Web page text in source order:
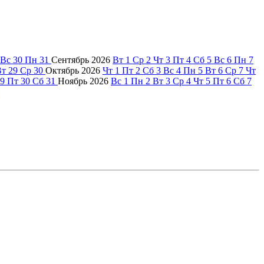
Вс 30 Пн 31 Сентябрь 2026 Вт 1 Ср 2 Чт 3 Пт 4 Сб 5 Вс 6 Пн 7
29 Ср 30 Октябрь 2026 Чт 1 Пт 2 Сб 3 Вс 4 Пн 5 Вт 6 Ср 7 Чт
Пт 30 Сб 31 Ноябрь 2026 Вс 1 Пн 2 Вт 3 Ср 4 Чт 5 Пт 6 Сб 7